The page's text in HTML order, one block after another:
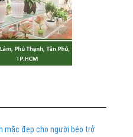
mặc đẹp cho người béo trở